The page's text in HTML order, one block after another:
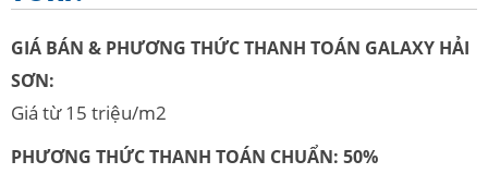
GIÁ BÁN & PHƯƠNG THỨC THANH TOÁN GALAXY HẢI
SƠN:
Giá từ 15 triệu/m2
PHƯƠNG THỨC THANH TOÁN CHUẨN: 50%